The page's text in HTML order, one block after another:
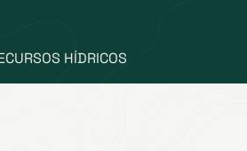
HÍDRICOS